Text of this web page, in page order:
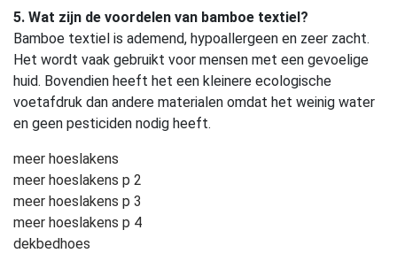
5. Wat zijn de voordelen van bamboe textiel?
Bamboe textiel is ademend, hypoallergeen en zeer zacht.
Het wordt vaak gebruikt voor mensen met een gevoelige
huid. Bovendien heeft het een kleinere ecologische
voetafdruk dan andere materialen omdat het weinig water
en geen pesticiden nodig heeft.
meer hoeslakens
meer hoeslakens p 2
meer hoeslakens p 3
meer hoeslakens p 4
dekbedhoes